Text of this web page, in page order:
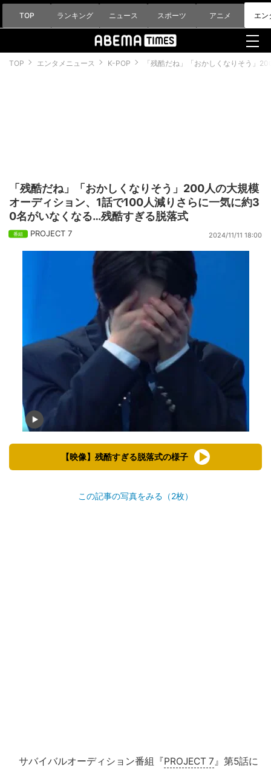
TOP ランキング ニュース スポーツ アニメ エン
TOP エンタメニュース K-POP 「残酷だね」「おかしくなりそう」
「残酷だね」「おかしくなりそう」200人の大規模
オーディション、1話で100人減りさらに一気に約3
0名がいなくなる…残酷すぎる脱落式
PROJECT 7 2024/11/11 18:00
【映像】残酷すぎる脱落式の様子
この記事の写真をみる（2枚）
サバイバルオーディション番組『PROJECT 7』第5話に